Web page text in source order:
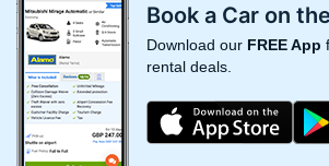
Book a Car on
Download our FREE App
rental deals.